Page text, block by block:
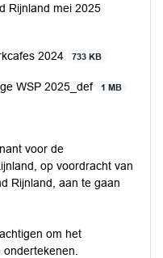
Rijnland mei 2025
2024 733 KB
WSP 2025_def 1 MB
voor de
op voordracht van
Rijnland, aan te gaan
om het